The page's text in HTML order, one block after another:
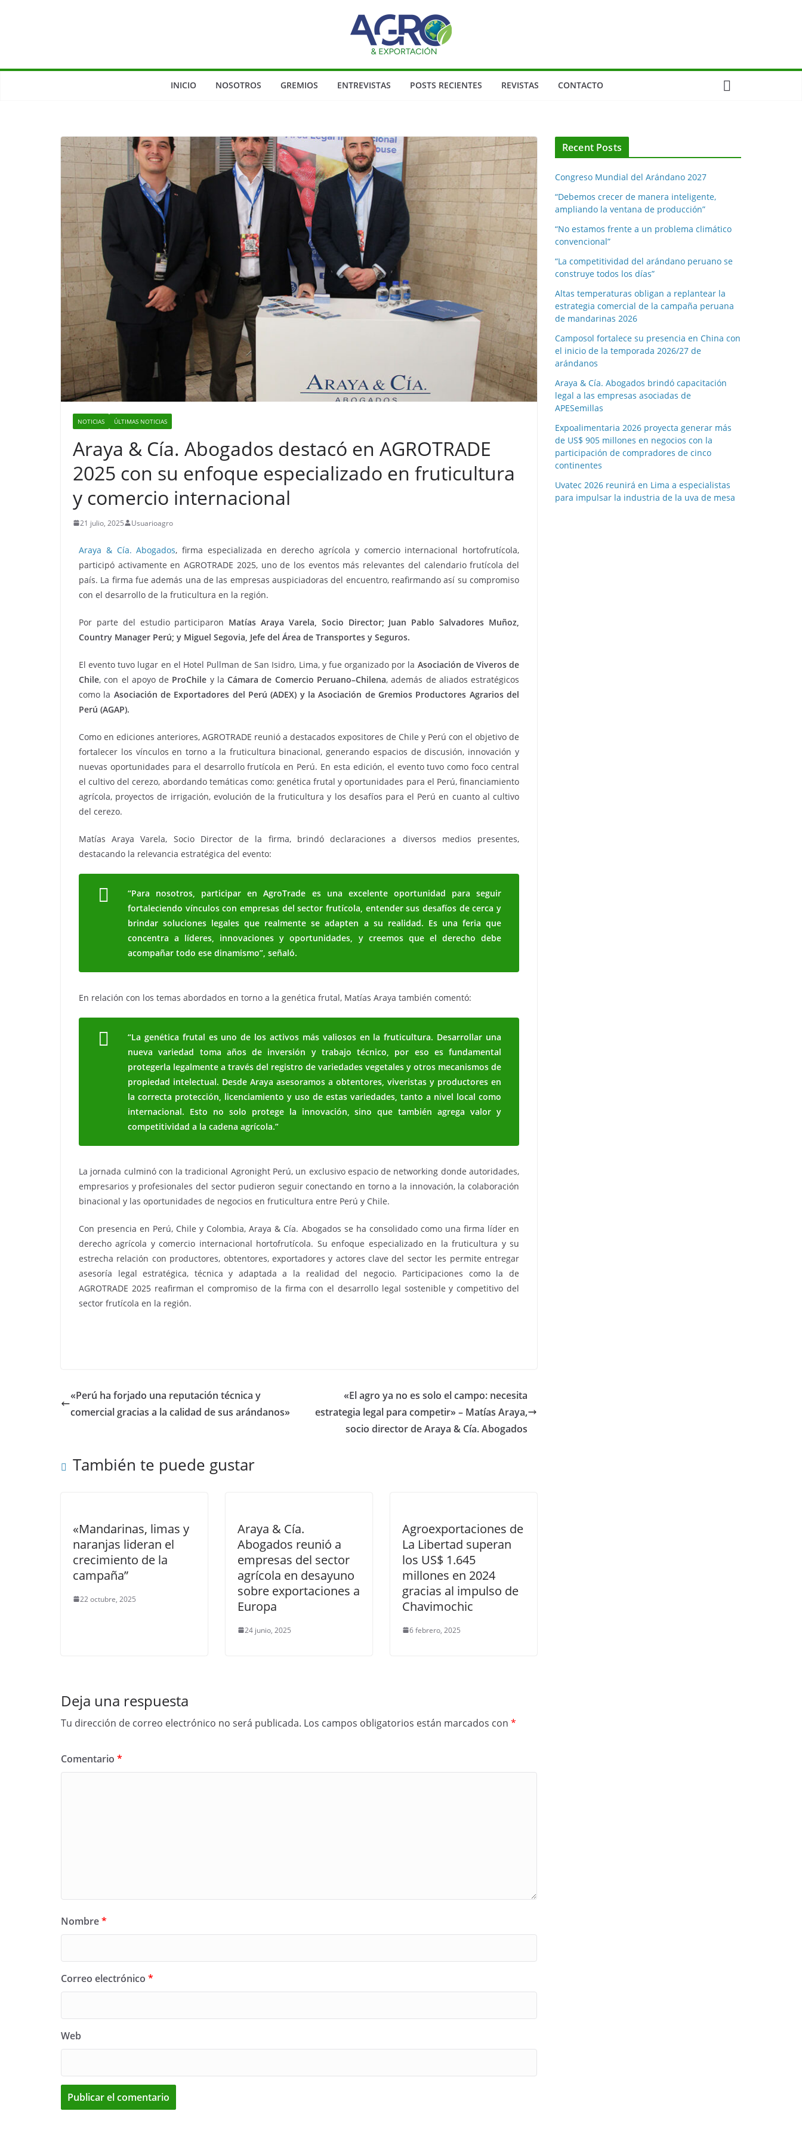
INICIO NOSOTROS GREMIOS ENTREVISTAS POSTS RECIENTES REVISTAS CONTACTO
NOTICIAS ÚLTIMAS NOTICIAS
Araya & Cía. Abogados destacó en AGROTRADE
2025 con su enfoque especializado en fruticultura
y comercio internacional
21 julio, 2025 Usuarioagro
Araya & Cía. Abogados, firma especializada en derecho agrícola y comercio internacional hortofrutícola,
participó activamente en AGROTRADE 2025, uno de los eventos más relevantes del calendario frutícola del
país. La firma fue además una de las empresas auspiciadoras del encuentro, reafirmando así su compromiso
con el desarrollo de la fruticultura en la región.
Por parte del estudio participaron Matías Araya Varela, Socio Director; Juan Pablo Salvadores Muñoz,
Country Manager Perú; y Miguel Segovia, Jefe del Área de Transportes y Seguros.
El evento tuvo lugar en el Hotel Pullman de San Isidro, Lima, y fue organizado por la Asociación de Viveros de
Chile, con el apoyo de ProChile y laCámara de Comercio Peruano–Chilena, además de aliados estratégicos
como la Asociación de Exportadores del Perú (ADEX) y la Asociación de Gremios Productores Agrarios del
Perú (AGAP).
Como en ediciones anteriores, AGROTRADE reunió a destacados expositores de Chile y Perú con el objetivo de
fortalecer los vínculos en torno a la fruticultura binacional, generando espacios de discusión, innovación y
nuevas oportunidades para el desarrollo frutícola en Perú. En esta edición, el evento tuvo como foco central
el cultivo del cerezo, abordando temáticas como: genética frutal y oportunidades para el Perú, financiamiento
agrícola, proyectos de irrigación, evolución de la fruticultura y los desafíos para el Perú en cuanto al cultivo
del cerezo.
Matías Araya Varela, Socio Director de la firma, brindó declaraciones a diversos medios presentes,
destacando la relevancia estratégica del evento:
“Para nosotros, participar en AgroTrade es una excelente oportunidad para seguir
fortaleciendo vínculos con empresas del sector frutícola, entender sus desafíos de cerca y
brindar soluciones legales que realmente se adapten a su realidad. Es una feria que
concentra a líderes, innovaciones y oportunidades, y creemos que el derecho debe
acompañar todo ese dinamismo”, señaló.
En relación con los temas abordados en torno a la genética frutal, Matías Araya también comentó:
“La genética frutal es uno de los activos más valiosos en la fruticultura. Desarrollar una
nueva variedad toma años de inversión y trabajo técnico, por eso es fundamental
protegerla legalmente a través del registro de variedades vegetales y otros mecanismos de
propiedad intelectual. Desde Araya asesoramos a obtentores, viveristas y productores en
la correcta protección, licenciamiento y uso de estas variedades, tanto a nivel local como
internacional. Esto no solo protege la innovación, sino que también agrega valor y
competitividad a la cadena agrícola.”
La jornada culminó con la tradicional Agronight Perú, un exclusivo espacio de networking donde autoridades,
empresarios y profesionales del sector pudieron seguir conectando en torno a la innovación, la colaboración
binacional y las oportunidades de negocios en fruticultura entre Perú y Chile.
Con presencia en Perú, Chile y Colombia, Araya & Cía. Abogados se ha consolidado como una firma líder en
derecho agrícola y comercio internacional hortofrutícola. Su enfoque especializado en la fruticultura y su
estrecha relación con productores, obtentores, exportadores y actores clave del sector les permite entregar
asesoría legal estratégica, técnica y adaptada a la realidad del negocio. Participaciones como la de
AGROTRADE 2025 reafirman el compromiso de la firma con el desarrollo legal sostenible y competitivo del
sector frutícola en la región.
«Perú ha forjado una reputación técnica y
comercial gracias a la calidad de sus arándanos»
«El agro ya no es solo el campo: necesita
estrategia legal para competir» – Matías Araya,
socio director de Araya & Cía. Abogados
También te puede gustar
«Mandarinas, limas y
naranjas lideran el
crecimiento de la
campaña”
22 octubre, 2025
Araya & Cía.
Abogados reunió a
empresas del sector
agrícola en desayuno
sobre exportaciones a
Europa
24 junio, 2025
Agroexportaciones de
La Libertad superan
los US$ 1.645
millones en 2024
gracias al impulso de
Chavimochic
6 febrero, 2025
Deja una respuesta
Tu dirección de correo electrónico no será publicada. Los campos obligatorios están marcados con *
Comentario *
Nombre*
Correo electrónico *
Web
Recent Posts
Congreso Mundial del Arándano 2027
“Debemos crecer de manera inteligente,
ampliando la ventana de producción”
“No estamos frente a un problema climático
convencional”
“La competitividad del arándano peruano se
construye todos los días”
Altas temperaturas obligan a replantear la
estrategia comercial de la campaña peruana
de mandarinas 2026
Camposol fortalece su presencia en China con
el inicio de la temporada 2026/27 de
arándanos
Araya & Cía. Abogados brindó capacitación
legal a las empresas asociadas de
APESemillas
Expoalimentaria 2026 proyecta generar más
de US$ 905 millones en negocios con la
participación de compradores de cinco
continentes
Uvatec 2026 reunirá en Lima a especialistas
para impulsar la industria de la uva de mesa